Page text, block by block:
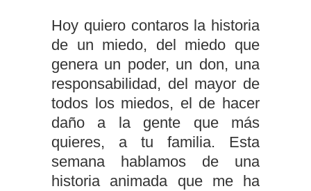
Hoy quiero contaros la historia
de un miedo, del miedo que
genera un poder, un don, una
responsabilidad, del mayor de
todos los miedos, el de hacer
daño a la gente que más
quieres, a tu familia. Esta
semana hablamos de una
historia animada que me ha